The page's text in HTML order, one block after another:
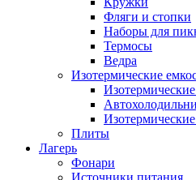
Фляги и стопки
Наборы для
Термосы
Ведра
Изотермические
Плиты
Лагерь
Фонари
Источники питания